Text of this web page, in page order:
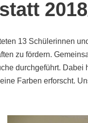
13 Schülerinnen
zu fördern.
durchgeführt.
Farben erforscht.